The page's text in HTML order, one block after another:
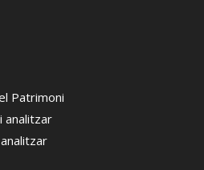
Patrimoni
analitzar